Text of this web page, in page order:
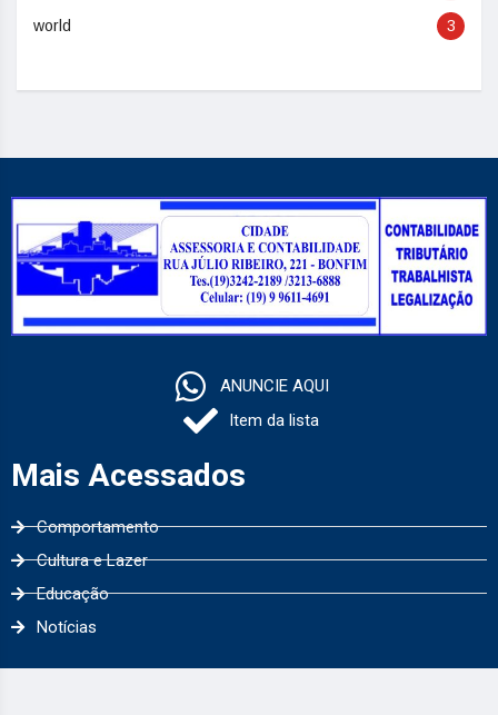
world 3
ANUNCIE AQUI
Item da lista
Mais Acessados
Comportamento
Cultura e Lazer
Educação
Notícias